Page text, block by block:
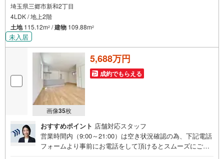
埼玉県三郷市新和2丁目
4LDK / 地上2階
土地115.12m2 /建物 109.88m2
未入居
画像35枚
5,688万円
成約でもらえる
おすすめポイント 店舗対応スタッフ
営業時間内（9:00～21:00）は空き状況確認の為、下記電話
フォームより事前にお電話をして頂けるとスムーズにご案